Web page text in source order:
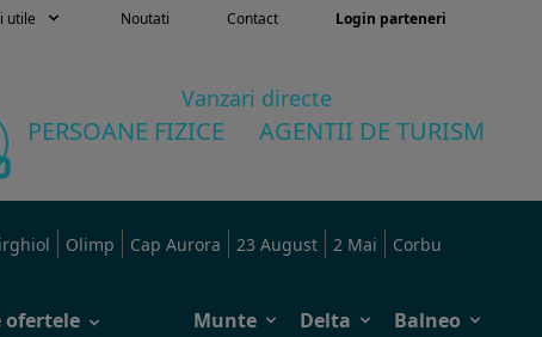
utile Noutati Contact Login parteneri
Vanzari directe
PERSOANE FIZICE AGENTII DE TURISM
Olimp Cap Aurora 23 August 2 Mai
Corbu
ofertele Munte Delta Balneo